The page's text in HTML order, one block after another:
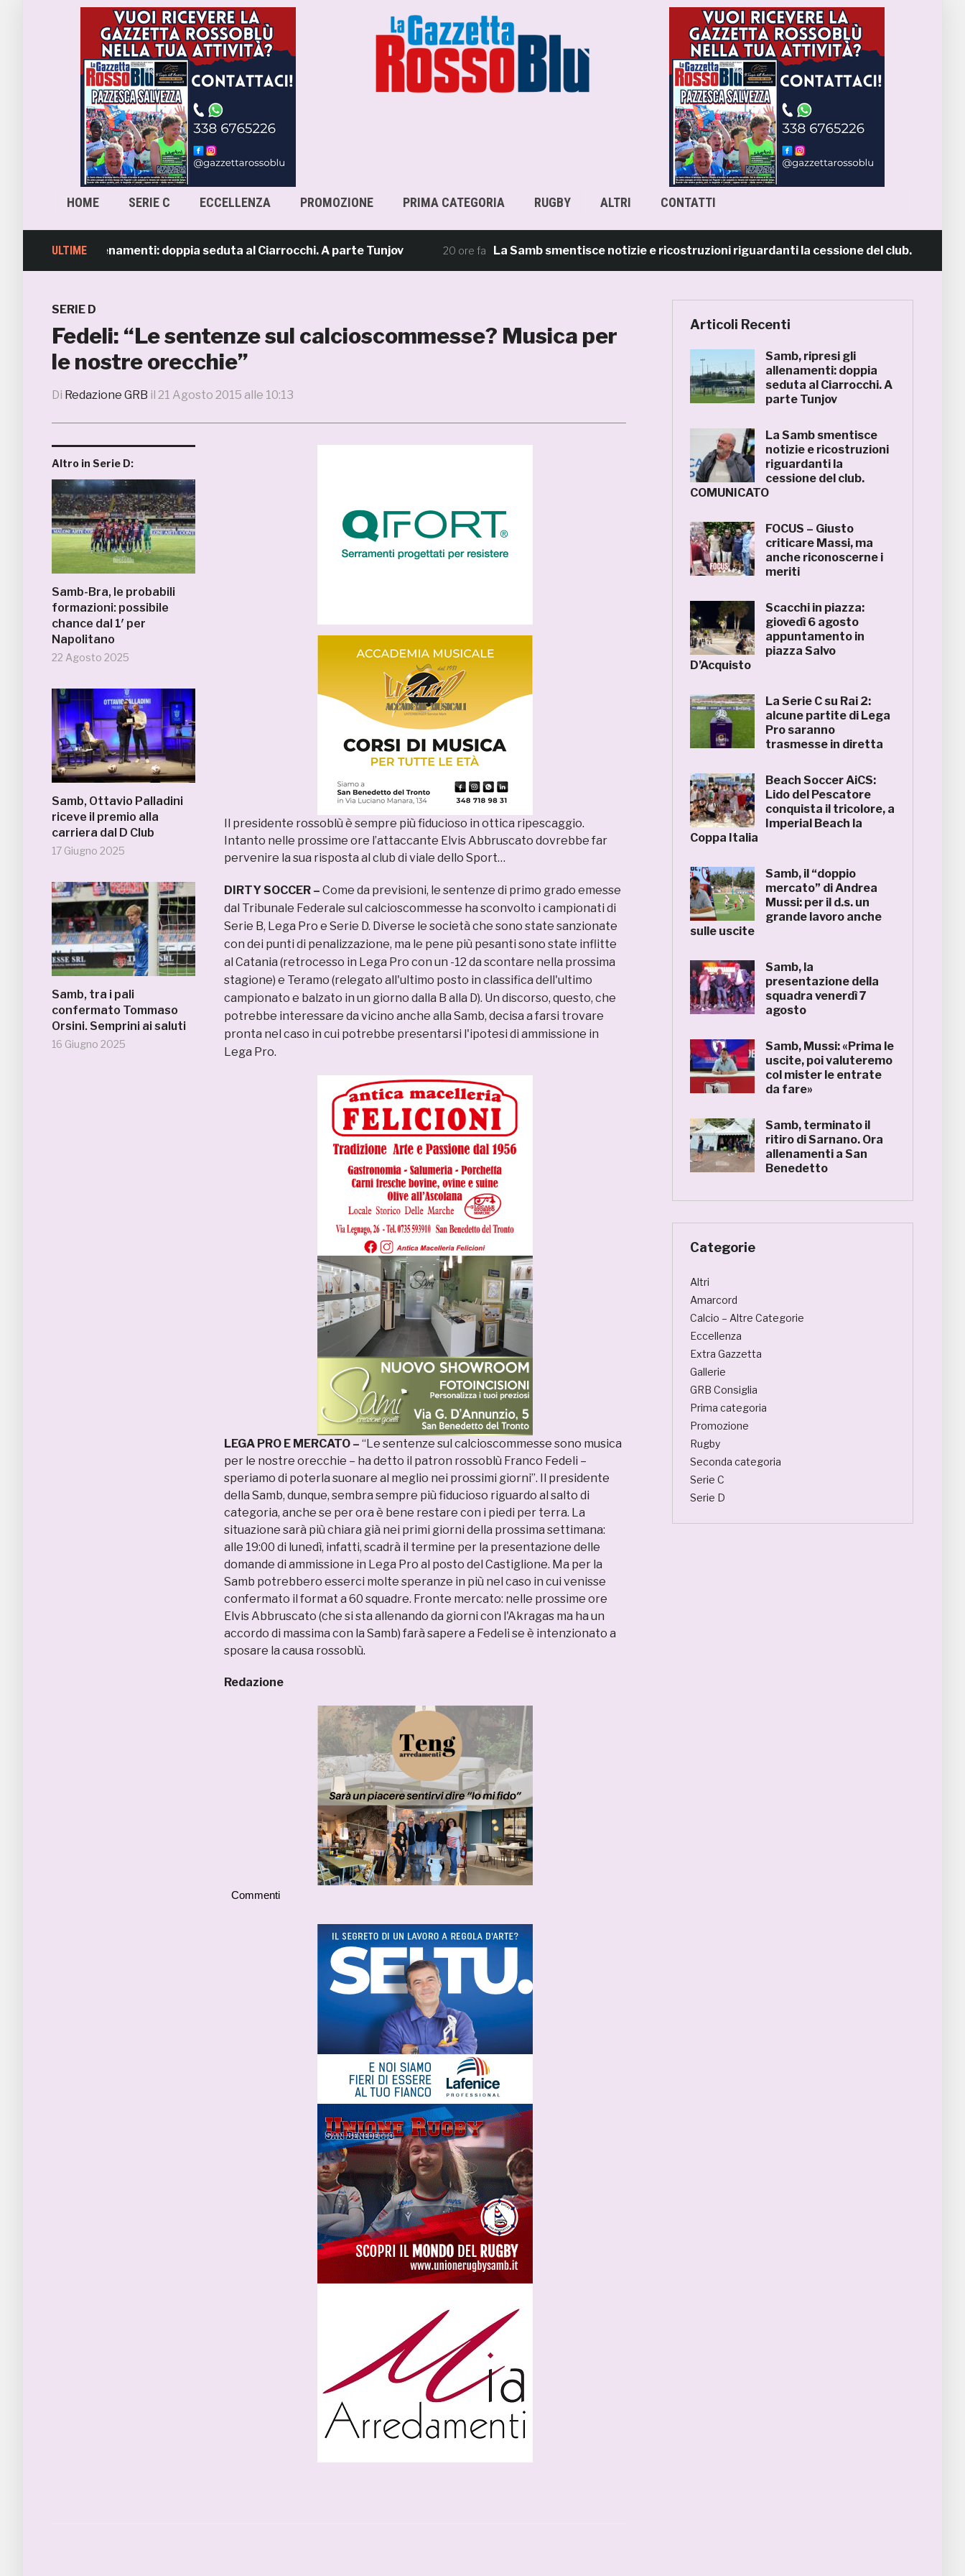
HOME SERIE C ECCELLENZA PROMOZIONE PRIMA CATEGORIA RUGBY ALTRI CONTATTI
ULTIME
gli allenamenti: doppia seduta al Ciarrocchi. A parte Tunjov 20 ore fa La Samb smentisce notizie e ricostruzioni riguardanti la cessione del club. COMUNICATO
SERIE D
Fedeli: “Le sentenze sul calcioscommesse? Musica per
le nostre orecchie”
Di Redazione GRB il 21 Agosto 2015 alle 10:13
Altro in Serie D:
Samb-Bra, le probabili
formazioni: possibile
chance dal 1′ per
Napolitano
22 Agosto 2025
Samb, Ottavio Palladini
riceve il premio alla
carriera dal D Club
17 Giugno 2025
Samb, tra i pali
confermato Tommaso
Orsini. Semprini ai saluti
16 Giugno 2025
Il presidente rossoblù è sempre più fiducioso in ottica ripescaggio.
Intanto nelle prossime ore l’attaccante Elvis Abbruscato dovrebbe far
pervenire la sua risposta al club di viale dello Sport…
DIRTY SOCCER – Come da previsioni, le sentenze di primo grado emesse
dal Tribunale Federale sul calcioscommesse ha sconvolto i campionati di
Serie B, Lega Pro e Serie D. Diverse le società che sono state sanzionate
con dei punti di penalizzazione, ma le pene più pesanti sono state inflitte
al Catania (retrocesso in Lega Pro con un -12 da scontare nella prossima
stagione) e Teramo (relegato all'ultimo posto in classifica dell'ultimo
campionato e balzato in un giorno dalla B alla D). Un discorso, questo, che
potrebbe interessare da vicino anche alla Samb, decisa a farsi trovare
pronta nel caso in cui potrebbe presentarsi l'ipotesi di ammissione in
Lega Pro.
LEGA PRO E MERCATO – “Le sentenze sul calcioscommesse sono musica
per le nostre orecchie – ha detto il patron rossoblù Franco Fedeli –
speriamo di poterla suonare al meglio nei prossimi giorni”. Il presidente
della Samb, dunque, sembra sempre più fiducioso riguardo al salto di
categoria, anche se per ora è bene restare con i piedi per terra. La
situazione sarà più chiara già nei primi giorni della prossima settimana:
alle 19:00 di lunedì, infatti, scadrà il termine per la presentazione delle
domande di ammissione in Lega Pro al posto del Castiglione. Ma per la
Samb potrebbero esserci molte speranze in più nel caso in cui venisse
confermato il format a 60 squadre. Fronte mercato: nelle prossime ore
Elvis Abbruscato (che si sta allenando da giorni con l'Akragas ma ha un
accordo di massima con la Samb) farà sapere a Fedeli se è intenzionato a
sposare la causa rossoblù.
Redazione
Commenti
Articoli Recenti
Samb, ripresi gli
allenamenti: doppia
seduta al Ciarrocchi. A
parte Tunjov
La Samb smentisce
notizie e ricostruzioni
riguardanti la
cessione del club.
COMUNICATO
FOCUS – Giusto
criticare Massi, ma
anche riconoscerne i
meriti
Scacchi in piazza:
giovedì 6 agosto
appuntamento in
piazza Salvo
D’Acquisto
La Serie C su Rai 2:
alcune partite di Lega
Pro saranno
trasmesse in diretta
Beach Soccer AiCS:
Lido del Pescatore
conquista il tricolore, a
Imperial Beach la
Coppa Italia
Samb, il “doppio
mercato” di Andrea
Mussi: per il d.s. un
grande lavoro anche
sulle uscite
Samb, la
presentazione della
squadra venerdì 7
agosto
Samb, Mussi: «Prima le
uscite, poi valuteremo
col mister le entrate
da fare»
Samb, terminato il
ritiro di Sarnano. Ora
allenamenti a San
Benedetto
Categorie
Altri
Amarcord
Calcio – Altre Categorie
Eccellenza
Extra Gazzetta
Gallerie
GRB Consiglia
Prima categoria
Promozione
Rugby
Seconda categoria
Serie C
Serie D